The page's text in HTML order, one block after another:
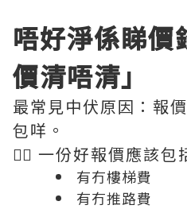
唔好淨係睇價
價清唔清」
最常見中伏原因：報
包咩。
👉🏻 一份好報價應該包
有冇樓梯費
有冇推路費